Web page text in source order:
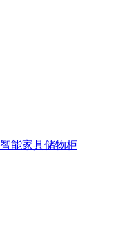
智能家具储物柜